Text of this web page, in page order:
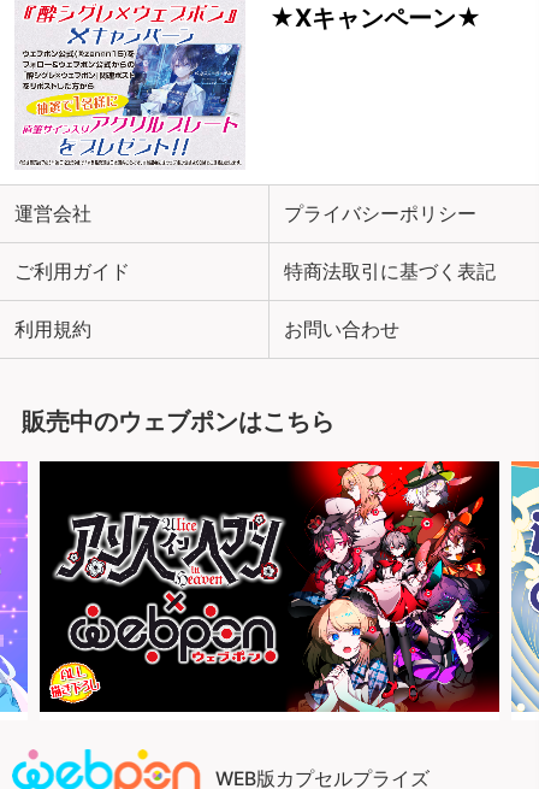
★Xキャンペーン★
運営会社 プライバシーポリシー
ご利用ガイド 特商法取引に基づく表記
利用規約 お問い合わせ
販売中のウェブポンはこちら
WEB版カプセルプライズ